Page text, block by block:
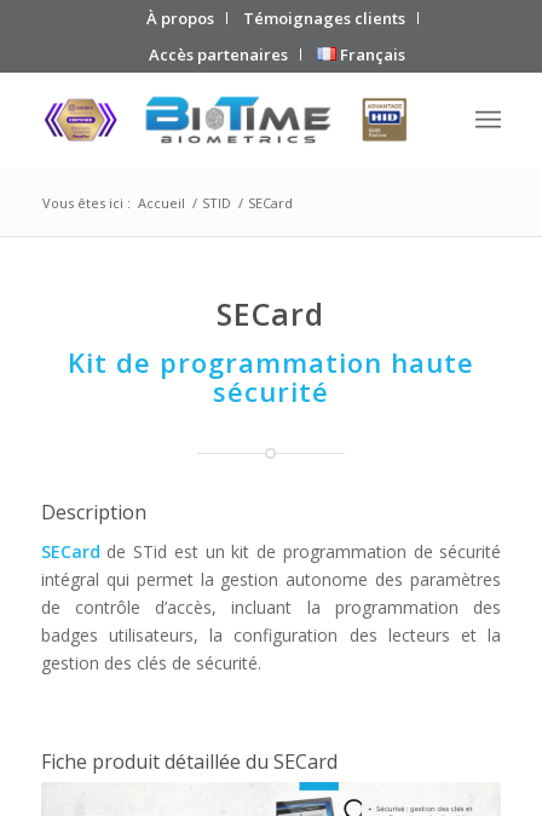
À propos
Témoignages clients
Accès partenaires
Français
Vous êtes ici : Accueil / STID / SECard
SECard
Kit de programmation haute
sécurité
Description
SECard de STid est un kit de programmation de sécurité
intégral qui permet la gestion autonome des paramètres
de contrôle d’accès, incluant la programmation des
badges utilisateurs, la configuration des lecteurs et la
gestion des clés de sécurité.
Fiche produit détaillée du SECard